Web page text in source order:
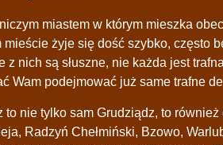
miastem w którym mieszka
mieście żyje się dość szybko, często
z nich są słuszne, nie każda jest
Wam podejmować już same trafne
to nie tylko sam Grudziądz, to
Radzyń Chełmiński, Bzowo,